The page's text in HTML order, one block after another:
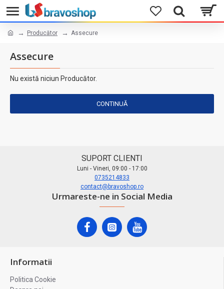
Producător Assecure
Assecure
Nu există niciun Producător.
CONTINUĂ
SUPORT CLIENTI
Luni - Vineri, 09:00 - 17:00
0735214833
contact@bravoshop.ro
Urmareste-ne in Social Media
Informatii
Politica Cookie